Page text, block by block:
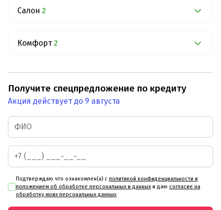
Салон 2
Комфорт 2
Получите спецпредложение по кредиту
Акция действует до 9 августа
Подтверждаю что ознакомлен(а) с политикой конфиденциальности и
положением об обработке персональных и данных и даю согласие на
обработку моих персональных данных